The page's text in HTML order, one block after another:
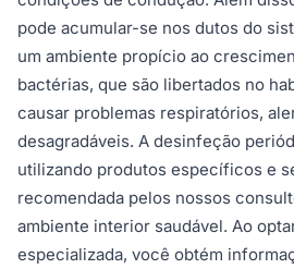
pode acumular-se nos dutos do
um ambiente propício ao
bactérias, que são libertados no
causar problemas respiratórios,
desagradáveis. A desinfeção
utilizando produtos específicos e
recomendada pelos nossos
ambiente interior saudável. Ao
especializada, você obtém